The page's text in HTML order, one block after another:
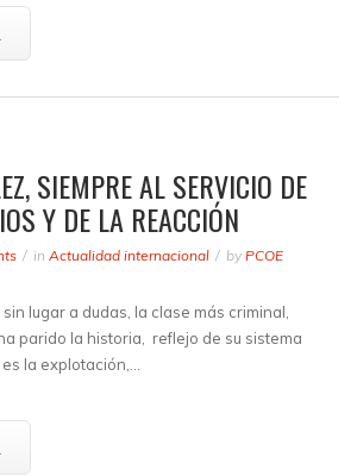
SIEMPRE AL SERVICIO DE
Y DE LA REACCIÓN
in Actualidad internacional by PCOE
lugar a dudas, la clase más criminal,
parido la historia, reflejo de su sistema
la explotación,…